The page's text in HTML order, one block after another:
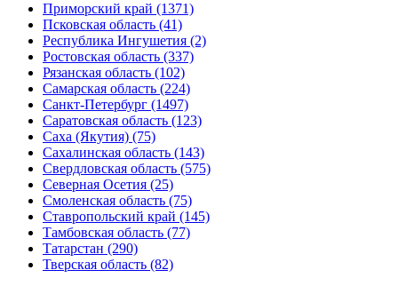
Приморский край (1371)
Псковская область (41)
Республика Ингушетия (2)
Ростовская область (337)
Рязанская область (102)
Самарская область (224)
Санкт-Петербург (1497)
Саратовская область (123)
Саха (Якутия) (75)
Сахалинская область (143)
Свердловская область (575)
Северная Осетия (25)
Смоленская область (75)
Ставропольский край (145)
Тамбовская область (77)
Татарстан (290)
Тверская область (82)